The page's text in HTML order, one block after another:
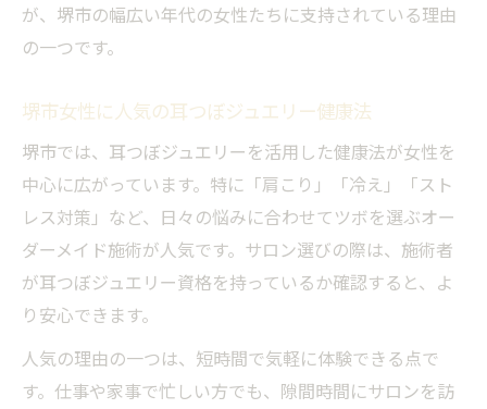
が、堺市の幅広い年代の女性たちに支持されている理由
の一つです。
堺市女性に人気の耳つぼジュエリー健康法
堺市では、耳つぼジュエリーを活用した健康法が女性を
中心に広がっています。特に「肩こり」「冷え」「スト
レス対策」など、日々の悩みに合わせてツボを選ぶオー
ダーメイド施術が人気です。サロン選びの際は、施術者
が耳つぼジュエリー資格を持っているか確認すると、よ
り安心できます。
人気の理由の一つは、短時間で気軽に体験できる点で
す。仕事や家事で忙しい方でも、隙間時間にサロンを訪